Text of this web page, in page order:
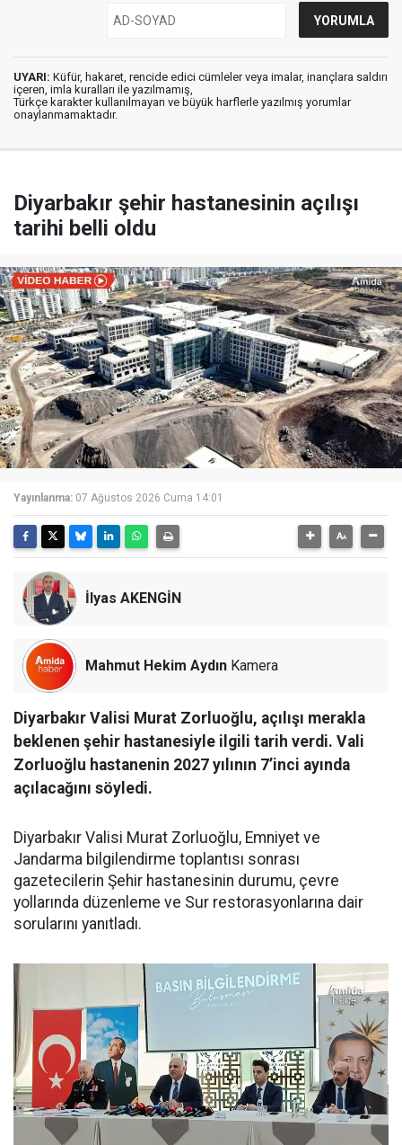
UYARI: Küfür, hakaret, rencide edici cümleler veya imalar, inançlara saldırı
içeren, imla kuralları ile yazılmamış,
Türkçe karakter kullanılmayan ve büyük harflerle yazılmış yorumlar
onaylanmamaktadır.
Diyarbakır şehir hastanesinin açılışı
tarihi belli oldu
Yayınlanma: 07 Ağustos 2026 Cuma 14:01
İlyas AKENGİN
Mahmut Hekim Aydın Kamera
Diyarbakır Valisi Murat Zorluoğlu, açılışı merakla
beklenen şehir hastanesiyle ilgili tarih verdi. Vali
Zorluoğlu hastanenin 2027 yılının 7’inci ayında
açılacağını söyledi.
Diyarbakır Valisi Murat Zorluoğlu, Emniyet ve
Jandarma bilgilendirme toplantısı sonrası
gazetecilerin Şehir hastanesinin durumu, çevre
yollarında düzenleme ve Sur restorasyonlarına dair
sorularını yanıtladı.